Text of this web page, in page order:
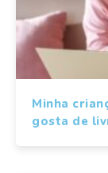
Minha
gosta de